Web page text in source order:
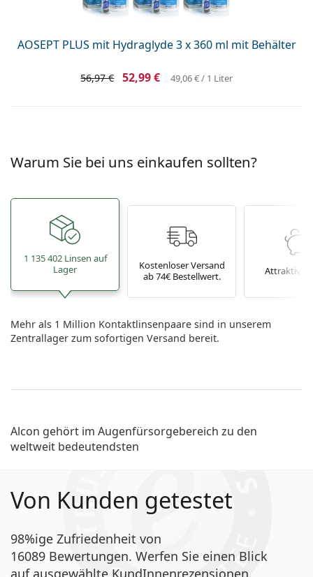
AOSEPT PLUS mit Hydraglyde 3 x 360 ml mit Behälter
56,97 € 52,99 € 49,06 €/ 1 Liter
Warum Sie bei uns einkaufen sollten?
1 135 402 Linsen auf
Lager
Kostenloser Versand
ab 74€ Bestellwert.
Attraktive
Mehr als 1 Million Kontaktlinsenpaare sind in unserem
Zentrallager zum sofortigen Versand bereit.
Alcon gehört im Augenfürsorge­bereich zu den
weltweit bedeutendsten
Von Kunden getestet
98%ige Zufriedenheit von
16089 Bewertungen. Werfen Sie einen Blick
auf ausgewählte KundInnenrezensionen.